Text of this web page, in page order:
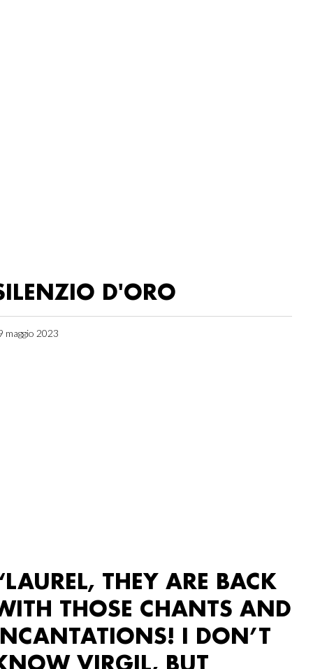
D'ORO
maggio 2023
THEY ARE BACK
THOSE CHANTS AND
I DON’T
VIRGIL, BUT